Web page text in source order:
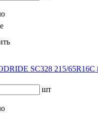
SC328 215/65R16C
шт